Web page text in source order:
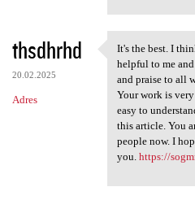
thsdhrhd
20.02.2025
Adres
It's the best.
It's the best. I
helpful to me
and praise to all
Your work is
easy to
this article. You
people now. I
you. https://